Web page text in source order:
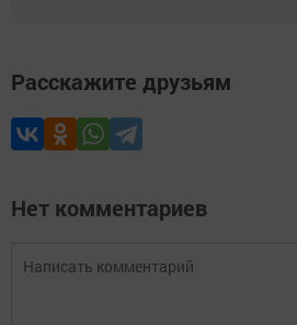
Расскажите друзьям
Нет комментариев